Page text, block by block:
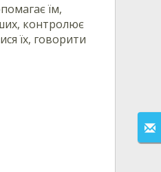
їм,
контролює
їх, говорити